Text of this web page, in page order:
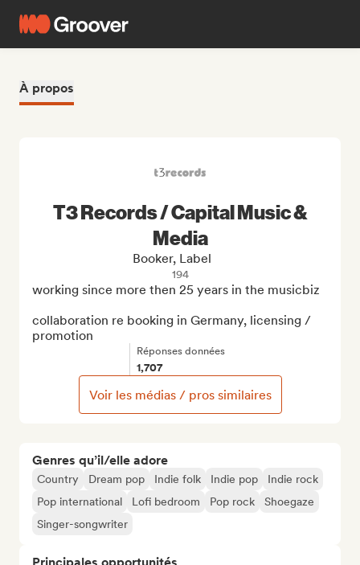
À propos
Genres qu’il/elle adore
Country Dream pop Indie folk Indie pop
Indie rock
Pop international
Lofi bedroom Pop rock
Shoegaze
Singer-songwriter
T3 Records / Capital Music &
Media
Booker, Label
194
working since more then 25 years in the musicbiz
collaboration re booking in Germany, licensing /
promotion
Réponses données
1,707
Voir les médias / pros similaires